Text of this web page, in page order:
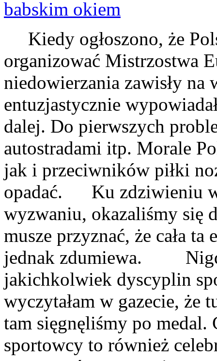
Kiedy ogłoszono, że
organizować Mistrzostwa
niedowierzania zawisły na
entuzjastycznie
dalej. Do pierwszych
autostradami itp. Morale
jak i przeciwników piłki
opadać. Ku zdziwieniu
wyzwaniu, okazaliśmy się
musze przyznać, że cała
jednak zdumiewa.
jakichkolwiek dyscyplin
wyczytałam w gazecie, że
tam sięgnęliśmy po medal.
sportowcy to również